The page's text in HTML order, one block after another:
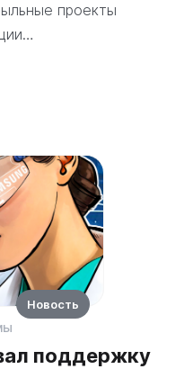
проекты
поддержку
Новость